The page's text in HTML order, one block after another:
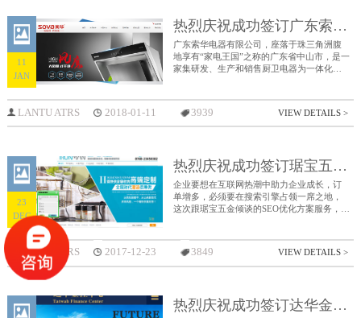
型纸、多种类型的压敏胶粘剂等。产品销售
亚、中东、欧美、日韩等国家和地区。
11
JAN
热烈庆祝成功签订广东索华电器有限公司企业官网
广东索华电器有限公司，座落于珠三角洲腹
地享有“家电王国”之称的广东省中山市，是一
家集研发、生产和销售厨卫电器为一体化的
的潜心发展，已形成了以研发吸油烟机、燃
气灶具为龙头，以消毒柜、热水器（太阳能
业，被名为中国厨卫“制造大王”。
LANTU ATRS 2018-01-11 3939 VIEW DETAILS >
23
DEC
热烈庆祝成功签订琚宝五金企业优化
企业要想在互联网热潮中助力企业成长，订
单增多，必须要在搜索引擎占领一席之地，
这次跟琚宝五金倾谈的SEO优化方案服务，客
挥，希望琚宝五金能够抓住互联网的风口，
让企业越做越大。
LANTU ATRS 2017-12-23 3849 VIEW DETAILS >
热烈庆祝成功签订达华金控中心企业官网